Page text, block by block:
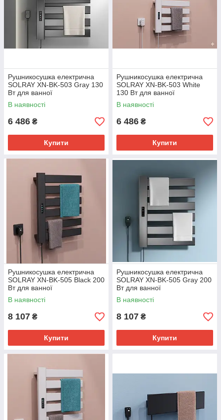
Рушникосушка електрична
SOLRAY XN-BK-503 Gray 130
Вт для ванної
В наявності
6 486 ₴
Купити
Рушникосушка електрична
SOLRAY XN-BK-503 White
130 Вт для ванної
В наявності
6 486 ₴
Купити
Рушникосушка електрична
SOLRAY XN-BK-505 Black 200
Вт для ванної
В наявності
8 107 ₴
Купити
Рушникосушка електрична
SOLRAY XN-BK-505 Gray 200
Вт для ванної
В наявності
8 107 ₴
Купити